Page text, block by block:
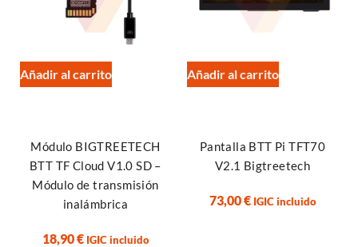
Añadir al carrito
Módulo BIGTREETECH
BTT TF Cloud V1.0 SD –
Módulo de transmisión
inalámbrica
18,90€ IGIC incluido
Añadir al carrito
Pantalla BTT Pi TFT70
V2.1 Bigtreetech
73,00€ IGIC incluido